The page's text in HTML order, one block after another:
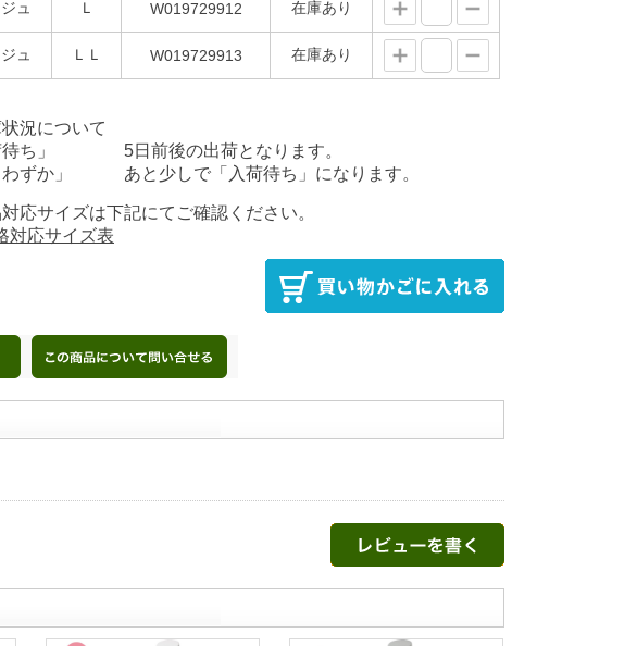
ュ Ｌ W019729912 在庫あり
ュ ＬＬ W019729913 在庫あり
状況について
待ち」 5日前後の出荷となります。
わずか」 あと少しで「入荷待ち」になります。
応サイズは下記にてご確認ください。
対応サイズ表